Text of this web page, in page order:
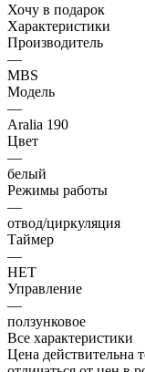
Хочу в подарок
Характеристики
Производитель
—
MBS
Модель
—
Aralia 190
Цвет
—
белый
Режимы работы
—
отвод/циркуляция
Таймер
—
НЕТ
Управление
—
ползунковое
Все характеристики
Цена действительна